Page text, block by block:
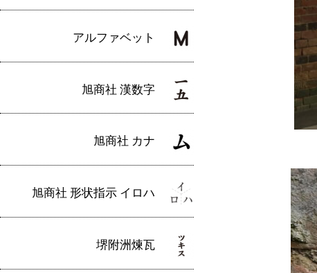
アルファベット
旭商社 漢数字
旭商社 カナ
旭商社 形状指示 イロハ
堺附洲煉瓦